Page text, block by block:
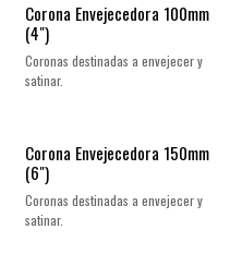
Corona Envejecedora 100mm
(4")
Coronas destinadas a envejecer y
satinar.
Corona Envejecedora 150mm
(6")
Coronas destinadas a envejecer y
satinar.